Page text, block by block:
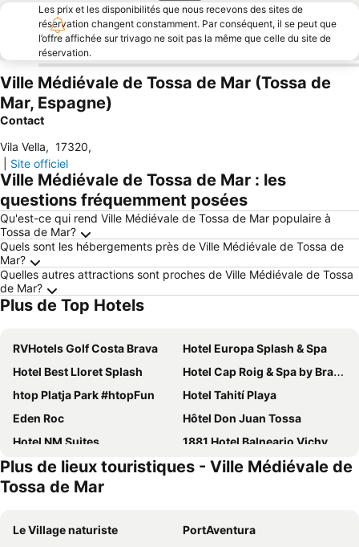
Les prix et les disponibilités que nous recevons des sites de
réservation changent constamment. Par conséquent, il se peut que
l’offre affichée sur trivago ne soit pas la même que celle du site de
réservation.
Ville Médiévale de Tossa de Mar (Tossa de
Mar, Espagne)
Contact
Vila Vella, 17320,
Site officiel
Ville Médiévale de Tossa de Mar : les
questions fréquemment posées
Qu'est-ce qui rend Ville Médiévale de Tossa de Mar populaire à
Tossa de Mar?
Quels sont les hébergements près de Ville Médiévale de Tossa de
Mar?
Quelles autres attractions sont proches de Ville Médiévale de Tossa
de Mar?
Plus de Top Hotels
RVHotels Golf Costa Brava
Hotel Europa Splash & Spa
Hotel Best Lloret Splash
Hotel Cap Roig & Spa by Brava Hoteles
htop Platja Park #htopFun
Hotel Tahití Playa
Eden Roc
Hôtel Don Juan Tossa
Hotel NM Suites
1881 Hotel Balneario Vichy Catalan
Hotel Beverly Park & Spa
Hotel Xaine Park
Golden Bahía de Tossa & Spa
Hotel Alhambra
L’azure Hotel
Plus de lieux touristiques - Ville Médiévale de
Tossa de Mar
Le Village naturiste
PortAventura